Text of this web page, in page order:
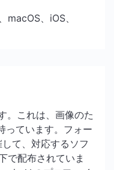
、iOS、
。これは、画像のた
っています。フォー
て、対応するソフ
で配布されていま